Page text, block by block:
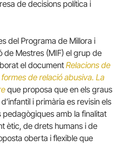
de decisions política i
del Programa de Millora i
de Mestres (MIF) el grup de
el documentRelacions de
de relació abusiva. La
que proposa que en els graus
i primària es revisin els
pedagògiques amb la finalitat
ètic, de drets humans i de
oberta i flexible que